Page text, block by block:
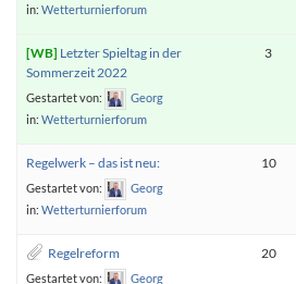
in: Wetterturnierforum
Letzter Spieltag in der
Sommerzeit 2022
Gestartet von:
Georg
in: Wetterturnierforum
3
Regelwerk – das ist neu:
Gestartet von:
Georg
in: Wetterturnierforum
10
Regelreform
Gestartet von:
Georg
20